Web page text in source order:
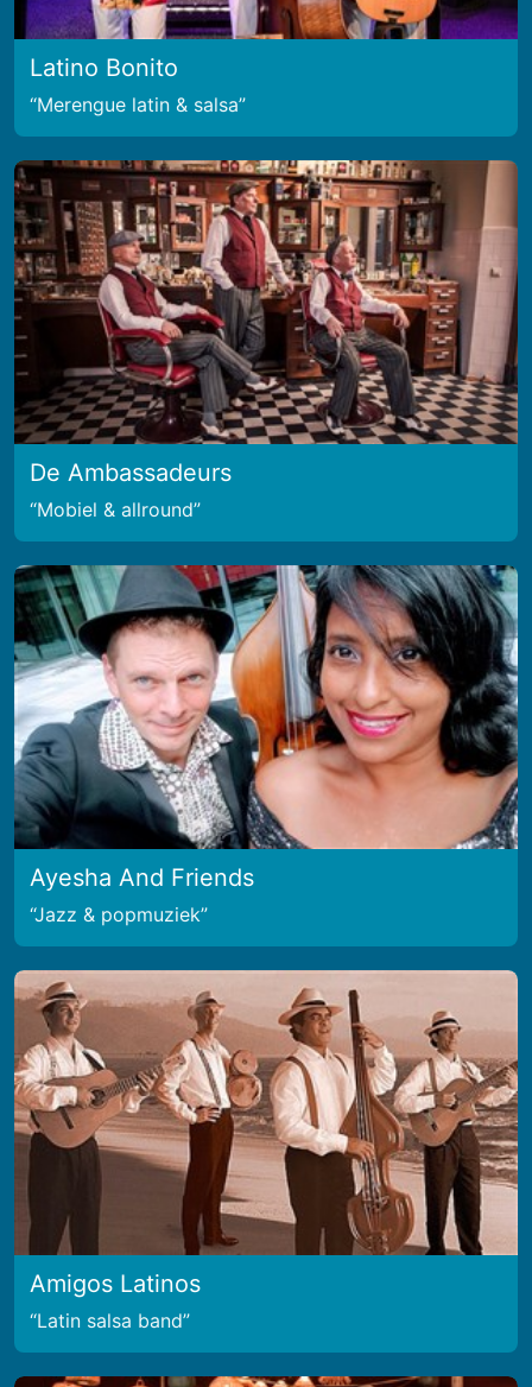
Latino Bonito
Merengue latin & salsa
De Ambassadeurs
Mobiel & allround
Ayesha And Friends
Jazz & popmuziek
Amigos Latinos
Latin salsa band